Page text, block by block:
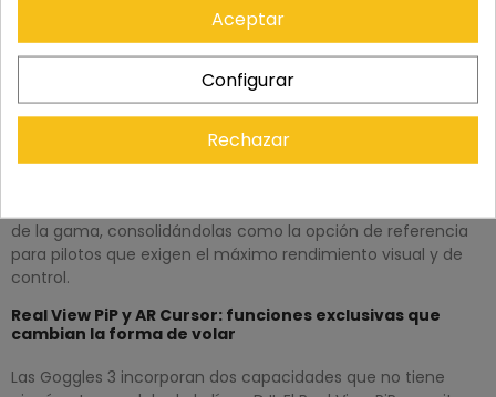
Las DJI Goggles 3 son las gafas de vuelo en primera persona
más completas que DJI ha desarrollado hasta la fecha. Con
pantalla OLED nativa de 1920×1080 píxeles a 100 Hz y una
latencia de 24 ms, ofrecen una imagen fluida, nítida y con
respuesta prácticamente instantánea que marca una
de la gama, consolidándolas como la opción de referencia
para pilotos que exigen el máximo rendimiento visual y de
control.
Real View PiP y AR Cursor: funciones exclusivas que
cambian la forma de volar
Las Goggles 3 incorporan dos capacidades que no tiene
Aceptar
Configurar
Rechazar